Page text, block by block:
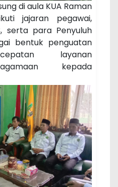
di aula KUA Raman
jajaran pegawai,
serta para Penyuluh
bentuk penguatan
layanan
kepada